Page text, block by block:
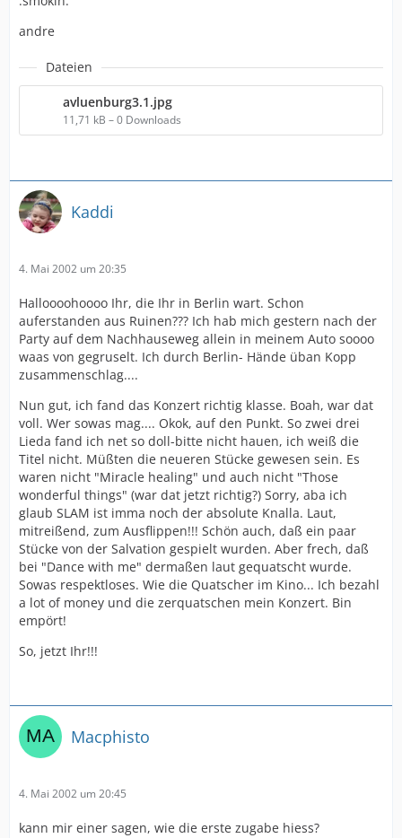
andre
Dateien
avluenburg3.1.jpg
11,71 kB – 0 Downloads
Kaddi
4. Mai 2002 um 20:35
Halloooohoooo Ihr, die Ihr in Berlin wart. Schon
auferstanden aus Ruinen??? Ich hab mich gestern nach der
Party auf dem Nachhauseweg allein in meinem Auto soooo
waas von gegruselt. Ich durch Berlin- Hände üban Kopp
zusammenschlag....
Nun gut, ich fand das Konzert richtig klasse. Boah, war dat
voll. Wer sowas mag.... Okok, auf den Punkt. So zwei drei
Lieda fand ich net so doll-bitte nicht hauen, ich weiß die
Titel nicht. Müßten die neueren Stücke gewesen sein. Es
waren nicht "Miracle healing" und auch nicht "Those
wonderful things" (war dat jetzt richtig?) Sorry, aba ich
glaub SLAM ist imma noch der absolute Knalla. Laut,
mitreißend, zum Ausflippen!!! Schön auch, daß ein paar
Stücke von der Salvation gespielt wurden. Aber frech, daß
bei "Dance with me" dermaßen laut gequatscht wurde.
Sowas respektloses. Wie die Quatscher im Kino... Ich bezahl
a lot of money und die zerquatschen mein Konzert. Bin
empört!
So, jetzt Ihr!!!
Macphisto
4. Mai 2002 um 20:45
kann mir einer sagen, wie die erste zugabe hiess?